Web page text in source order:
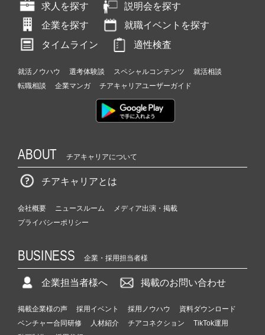
求人を探す
説明会を探す
企業を探す
就職イベントを探す
タイムライン
適性検査
就活ノウハウ 選考体験談 スペシャルコンテンツ
就活相談
転職相談
企業マンガ チアキャリアユーザーガイド
ABOUT チアキャリアについて
チアキャリアとは
会社概要 ニュースルーム
メディア出演・掲載
プライバシーポリシー
BUSINESS 企業・採用担当者様
企業担当者様へ 掲載のお問い合わせ
掲載企業様の声 採用イベント 採用ノウハウ
資料ダウンロード
ベンチャー合同研修
人材紹介 チアコネクション
TikTok運用